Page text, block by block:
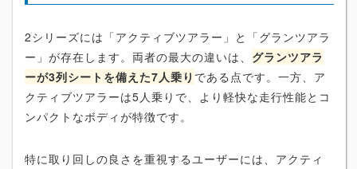
2シリーズには「アクティブツアラー」と「グランツアラ
ー」が存在します。両者の最大の違いは、 グランツアラ
ーが3列シートを備えた7人乗り である点です。一方、ア
クティブツアラーは5人乗りで、より軽快な走行性能とコ
ンパクトなボディが特徴です。
特に取り回しの良さを重視するユーザーには、アクティ